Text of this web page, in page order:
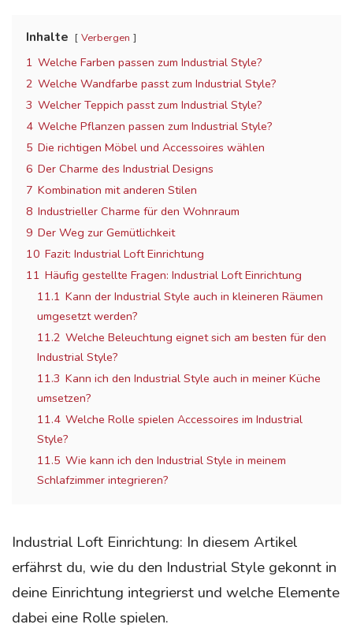
Inhalte Verbergen
1 Welche Farben passen zum Industrial Style?
2 Welche Wandfarbe passt zum Industrial Style?
3 Welcher Teppich passt zum Industrial Style?
4 Welche Pflanzen passen zum Industrial Style?
5 Die richtigen Möbel und Accessoires wählen
6 Der Charme des Industrial Designs
7 Kombination mit anderen Stilen
8 Industrieller Charme für den Wohnraum
9 Der Weg zur Gemütlichkeit
10 Fazit: Industrial Loft Einrichtung
11 Häufig gestellte Fragen: Industrial Loft Einrichtung
11.1 Kann der Industrial Style auch in kleineren Räumen
umgesetzt werden?
11.2 Welche Beleuchtung eignet sich am besten für den
Industrial Style?
11.3 Kann ich den Industrial Style auch in meiner Küche
umsetzen?
11.4 Welche Rolle spielen Accessoires im Industrial
Style?
11.5 Wie kann ich den Industrial Style in meinem
Schlafzimmer integrieren?
Industrial Loft Einrichtung: In diesem Artikel
erfährst du, wie du den Industrial Style gekonnt in
deine Einrichtung integrierst und welche Elemente
dabei eine Rolle spielen.